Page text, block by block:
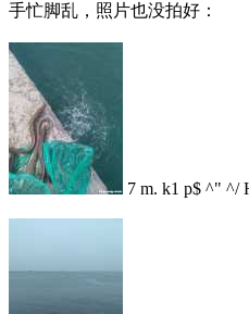
手忙脚乱，照片也没拍好：
7 m. k1 p$ ^" ^/